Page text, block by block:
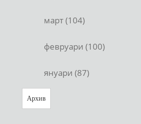
март (104)
февруари (100)
януари (87)
Архив